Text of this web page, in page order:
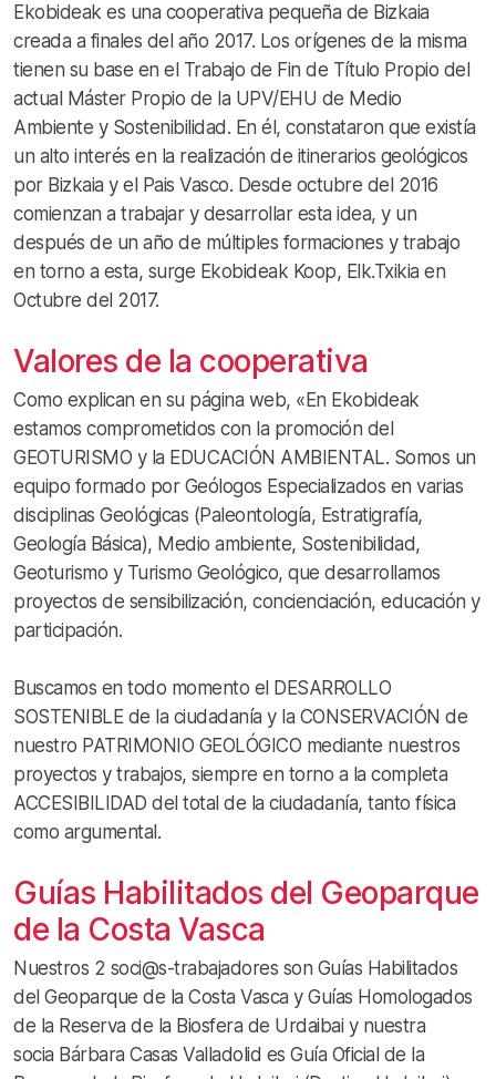
Ekobideak es una cooperativa pequeña de Bizkaia
creada a finales del año 2017. Los orígenes de la misma
tienen su base en el Trabajo de Fin de Título Propio del
actual Máster Propio de la UPV/EHU de Medio
Ambiente y Sostenibilidad. En él, constataron que existía
un alto interés en la realización de itinerarios geológicos
por Bizkaia y el Pais Vasco. Desde octubre del 2016
comienzan a trabajar y desarrollar esta idea, y un
después de un año de múltiples formaciones y trabajo
en torno a esta, surge Ekobideak Koop, Elk.Txikia en
Octubre del 2017.
Valores de la cooperativa
Como explican en su página web, «En Ekobideak
estamos comprometidos con la promoción del
GEOTURISMO y la EDUCACIÓN AMBIENTAL. Somos un
equipo formado por Geólogos Especializados en varias
disciplinas Geológicas (Paleontología, Estratigrafía,
Geología Básica), Medio ambiente, Sostenibilidad,
Geoturismo y Turismo Geológico, que desarrollamos
proyectos de sensibilización, concienciación, educación y
participación.
Buscamos en todo momento el DESARROLLO
SOSTENIBLE de la ciudadanía y la CONSERVACIÓN de
nuestro PATRIMONIO GEOLÓGICO mediante nuestros
proyectos y trabajos, siempre en torno a la completa
ACCESIBILIDAD del total de la ciudadanía, tanto física
como argumental.
Guías Habilitados del Geoparque
de la Costa Vasca
Nuestros 2 soci@s-trabajadores son Guías Habilitados
del Geoparque de la Costa Vasca y Guías Homologados
de la Reserva de la Biosfera de Urdaibai y nuestra
socia Bárbara Casas Valladolid es Guía Oficial de la